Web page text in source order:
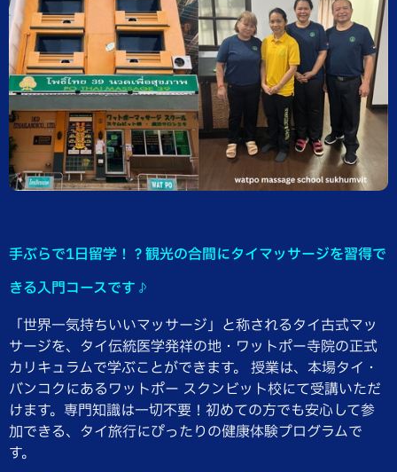
手ぶらで1日留学！？観光の合間にタイマッサージを習得で
きる入門コースです♪
「世界一気持ちいいマッサージ」と称されるタイ古式マッ
サージを、タイ伝統医学発祥の地・ワットポー寺院の正式
カリキュラムで学ぶことができます。 授業は、本場タイ・
バンコクにあるワットポー スクンビット校にて受講いただ
けます。専門知識は一切不要！初めての方でも安心して参
加できる、タイ旅行にぴったりの健康体験プログラムで
す。